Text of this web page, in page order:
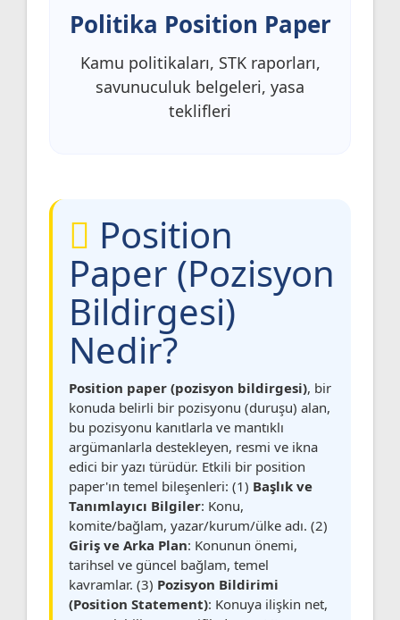
Politika Position Paper
Kamu politikaları, STK raporları,
savunuculuk belgeleri, yasa
teklifleri
Position
Paper (Pozisyon
Bildirgesi)
Nedir?
Position paper (pozisyon bildirgesi), bir
konuda belirli bir pozisyonu (duruşu) alan,
bu pozisyonu kanıtlarla ve mantıklı
argümanlarla destekleyen, resmi ve ikna
edici bir yazı türüdür. Etkili bir position
paper'ın temel bileşenleri: (1) Başlık ve
Tanımlayıcı Bilgiler: Konu,
komite/bağlam, yazar/kurum/ülke adı. (2)
Giriş ve Arka Plan: Konunun önemi,
tarihsel ve güncel bağlam, temel
kavramlar. (3) Pozisyon Bildirimi
(Position Statement): Konuya ilişkin net,